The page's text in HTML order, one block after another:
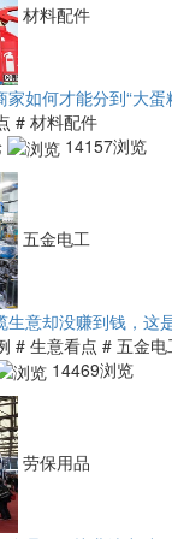
材料配件
如何才能分到“大蛋
# 材料配件
14157浏览
五金电工
意却没赚到钱，这
# 生意看点 # 五金电
14469浏览
劳保用品